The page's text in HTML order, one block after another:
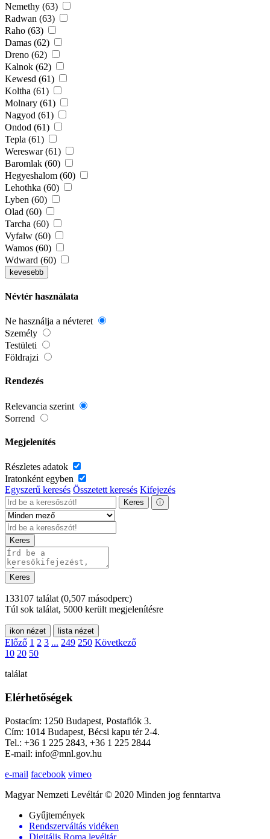
Nemethy (63)
Radwan (63)
Raho (63)
Damas (62)
Dreno (62)
Kalnok (62)
Kewesd (61)
Koltha (61)
Molnary (61)
Nagyod (61)
Ondod (61)
Tepla (61)
Wereswar (61)
Baromlak (60)
Hegyeshalom (60)
Lehothka (60)
Lyben (60)
Olad (60)
Tarcha (60)
Vyfalw (60)
Wamos (60)
Wdward (60)
kevesebb
Névtér használata
Ne használja a névteret
Személy
Testületi
Földrajzi
Rendezés
Relevancia szerint
Sorrend
Megjelenítés
Részletes adatok
Iratonként egyben
Egyszerű keresés Összetett keresés Kifejezés
Keres ⓘ
Keres
Keres
133107 találat (0,507 másodperc)
Túl sok találat, 5000 került megjelenítésre
ikon nézet lista nézet
Előző 1 2 3 ... 249 250 Következő
10 20 50
találat
Elérhetőségek
Postacím: 1250 Budapest, Postafiók 3.
Cím: 1014 Budapest, Bécsi kapu tér 2-4.
Tel.: +36 1 225 2843, +36 1 225 2844
E-mail: info@mnl.gov.hu
e-mail facebook vimeo
Magyar Nemzeti Levéltár © 2020 Minden jog fenntartva
Gyűjtemények
Rendszerváltás vidéken
Digitális Roma levéltár